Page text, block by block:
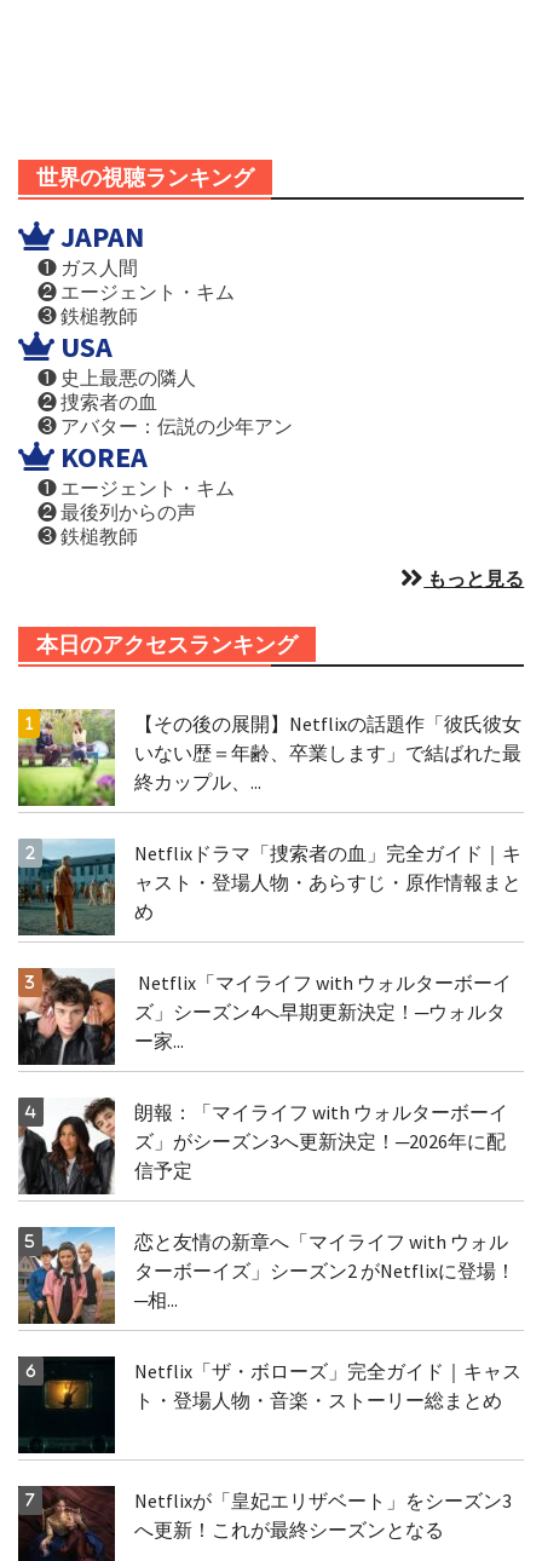
世界の視聴ランキング
JAPAN
❶ ガス人間
❷ エージェント・キム
❸ 鉄槌教師
USA
❶ 史上最悪の隣人
❷ 捜索者の血
❸ アバター：伝説の少年アン
KOREA
❶ エージェント・キム
❷ 最後列からの声
❸ 鉄槌教師
もっと見る
本日のアクセスランキング
【その後の展開】Netflixの話題作「彼氏彼女
いない歴＝年齢、卒業します」で結ばれた最
終カップル、...
Netflixドラマ「捜索者の血」完全ガイド｜キ
ャスト・登場人物・あらすじ・原作情報まと
め
Netflix「マイライフ with ウォルターボーイ
ズ」シーズン4へ早期更新決定！─ウォルタ
ー家...
朗報：「マイライフ with ウォルターボーイ
ズ」がシーズン3へ更新決定！─2026年に配
信予定
恋と友情の新章へ「マイライフ with ウォル
ターボーイズ」シーズン2 がNetflixに登場！
─相...
Netflix「ザ・ボローズ」完全ガイド｜キャス
ト・登場人物・音楽・ストーリー総まとめ
Netflixが「皇妃エリザベート」をシーズン3
へ更新！これが最終シーズンとなる